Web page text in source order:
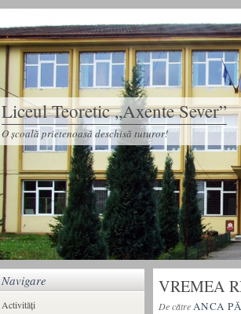
Liceul Teoretic „Axente Sever”
O școală prietenoasă deschisă tuturor!
VREMEA
De cătreANCA
Navigare
Activități